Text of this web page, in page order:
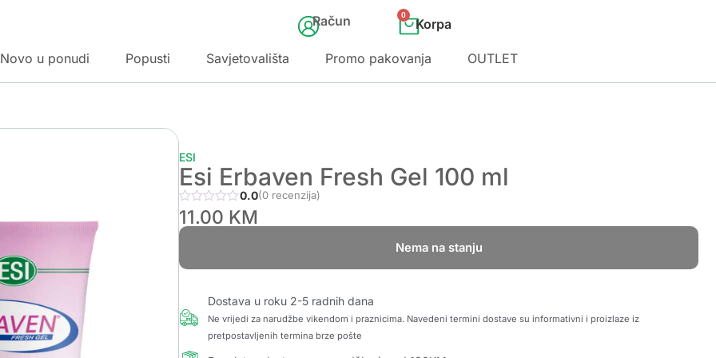
Račun 0
Novo u ponudi Popusti Savjetovališta Promo pakovanja OUTLET
ESI
Esi Erbaven Fresh Gel 100 ml
0.0(0 recenzija)
11.00 KM
Nema na stanju
Dostava u roku 2-5 radnih dana
Ne vrijedi za narudžbe vikendom i praznicima. Navedeni termini dostave su informativni i proizlaze iz
pretpostavljenih termina brze pošte